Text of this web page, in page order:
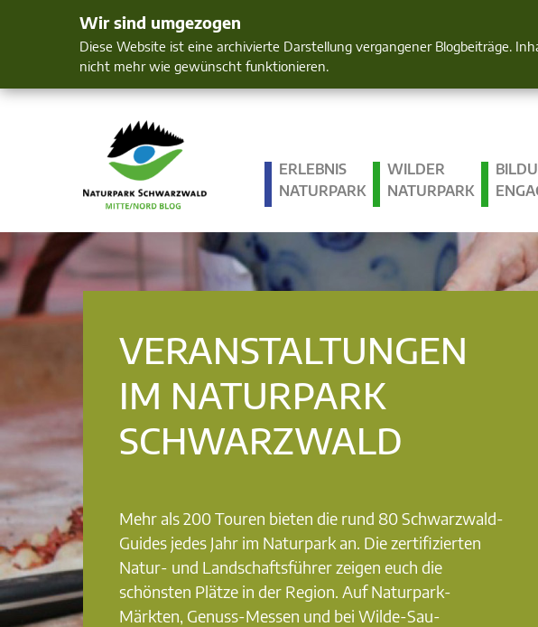
Wir sind umgezogen
Diese Website ist eine archivierte Darstellung vergangener Blogbeiträge.
nicht mehr wie gewünscht funktionieren.
Mensch und Natur im
ERLEBNIS
NATURPARK
WILDER
NATURPARK
VERANSTALTUNGEN
IM NATURPARK
SCHWARZWALD
Mehr als 200 Touren bieten die rund 80 Schwarzwald-
Guides jedes Jahr im Naturpark an. Die zertifizierten
Natur- und Landschaftsführer zeigen euch die
schönsten Plätze in der Region. Auf Naturpark-
Märkten, Genuss-Messen und bei Wilde-Sau-